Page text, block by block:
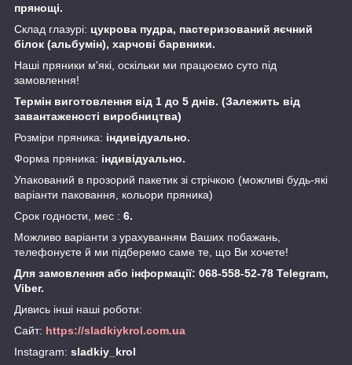
прянощі.
Склад глазурі: цукрова пудра, пастеризований яєчний
білок (альбумін), харчові барвники.
Наші пряники м'які, оскільки ми працюємо суто під
замовлення!
Термін виготовлення від 1 до 5 днів. (Залежить від
завантаженості виробництва)
Розміри пряника: індивідуально.
Форма пряника: індивідуально.
Упакований в прозорий пакетик зі стрічкою (можливі будь-які
варіанти паковання, кольори пряника)
Срок годности, мес : 6.
Можливо варіанти з урахуванням Ваших побажань,
телефонуєте й ми підберемо саме те, що Ви хочете!
Для замовлення або інформації: 068-558-52-78 Telegram,
Viber.
Дивись інші наші роботи:
Сайт: https://sladkiykrol.com.ua
Instagram: sladkiy_krol